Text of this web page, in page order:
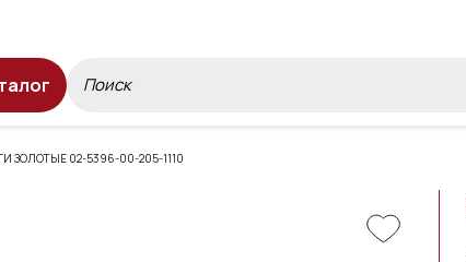
ЗОЛОТЫЕ 02-5396-00-205-1110